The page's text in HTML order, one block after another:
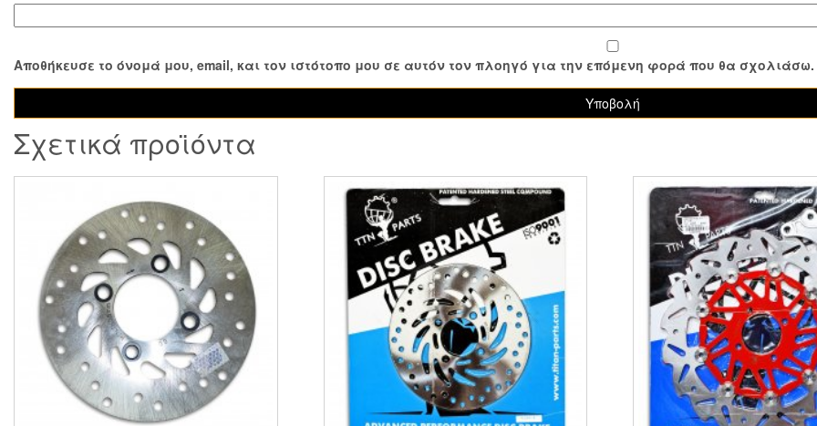
Αποθήκευσε το όνομά μου, email, και τον ιστότοπο μου σε αυτόν τον πλοηγό για την επόμενη φορά που θα σχολιάσω.
Σχετικά προϊόντα